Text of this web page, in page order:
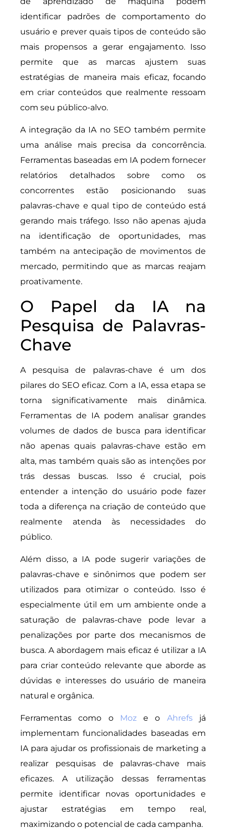
identificar padrões de comportamento do
usuário e prever quais tipos de conteúdo são
mais propensos a gerar engajamento. Isso
permite que as marcas ajustem suas
estratégias de maneira mais eficaz, focando
em criar conteúdos que realmente ressoam
com seu público-alvo.
A integração da IA no SEO também permite
uma análise mais precisa da concorrência.
Ferramentas baseadas em IA podem fornecer
relatórios detalhados sobre como os
concorrentes estão posicionando suas
palavras-chave e qual tipo de conteúdo está
gerando mais tráfego. Isso não apenas ajuda
na identificação de oportunidades, mas
também na antecipação de movimentos de
mercado, permitindo que as marcas reajam
proativamente.
O Papel da IA na
Pesquisa de Palavras-
Chave
A pesquisa de palavras-chave é um dos
pilares do SEO eficaz. Com a IA, essa etapa se
torna significativamente mais dinâmica.
Ferramentas de IA podem analisar grandes
volumes de dados de busca para identificar
não apenas quais palavras-chave estão em
alta, mas também quais são as intenções por
trás dessas buscas. Isso é crucial, pois
entender a intenção do usuário pode fazer
toda a diferença na criação de conteúdo que
realmente atenda às necessidades do
público.
Além disso, a IA pode sugerir variações de
palavras-chave e sinônimos que podem ser
utilizados para otimizar o conteúdo. Isso é
especialmente útil em um ambiente onde a
saturação de palavras-chave pode levar a
penalizações por parte dos mecanismos de
busca. A abordagem mais eficaz é utilizar a IA
para criar conteúdo relevante que aborde as
dúvidas e interesses do usuário de maneira
natural e orgânica.
Ferramentas como o Moze o Ahrefsjá
implementam funcionalidades baseadas em
IA para ajudar os profissionais de marketing a
realizar pesquisas de palavras-chave mais
eficazes. A utilização dessas ferramentas
permite identificar novas oportunidades e
ajustar estratégias em tempo real,
maximizando o potencial de cada campanha.